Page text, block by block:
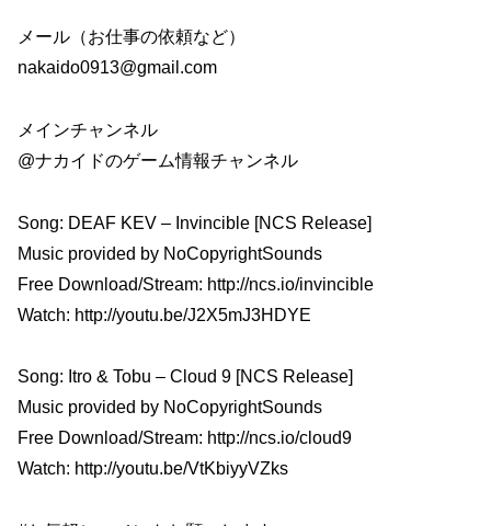
メール（お仕事の依頼など）
nakaido0913@gmail.com
メインチャンネル
@ナカイドのゲーム情報チャンネル
Song: DEAF KEV – Invincible [NCS Release]
Music provided by NoCopyrightSounds
Free Download/Stream: http://ncs.io/invincible
Watch: http://youtu.be/J2X5mJ3HDYE
Song: Itro & Tobu – Cloud 9 [NCS Release]
Music provided by NoCopyrightSounds
Free Download/Stream: http://ncs.io/cloud9
Watch: http://youtu.be/VtKbiyyVZks